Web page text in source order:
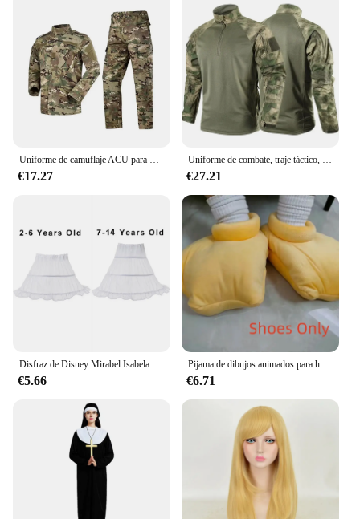
Uniforme de camuflaje ACU para hombre, conjunto de 2 piezas, ropa de entrenamiento, uniformes de seguridad para oficiales, duradero y resistente al desgaste, oferta, 2024
€17.27
Uniforme de combate, traje táctico, campo de camuflaje Multicam, ropa de trabajo de entrenamiento Airsoft, camisa de caza al aire libre, pantalones, traje Ghillie
€27.21
Disfraz de Disney Mirabel Isabela para niñas, vestido de princesa, traje de Cosplay, Encanto, Carnaval, fiesta de cumpleaños, corona, ropa, bolso, Encanto
€5.66
Pijama de dibujos animados para hombre y mujer, camisón de Anime, manta de dormir, saco de dormir y zapatos de talla grande, Cosplay divertido de Gintama Elizabeth
€6.71